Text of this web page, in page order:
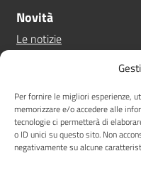
Per fornire le migliori esperienze,
memorizzare e/o accedere alle
tecnologie ci permetterà di
o ID unici su questo sito. Non
negativamente su alcune
Novità
Le notizie
Le circolari
Albo online
Pn 21/27
Ptof
Iscrizioni